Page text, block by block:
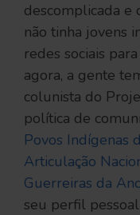
descomplicada e
não tinha jovens
redes sociais
agora, a gente
colunista do
política de
Povos Indígenas
Articulação
Guerreiras da
seu perfil